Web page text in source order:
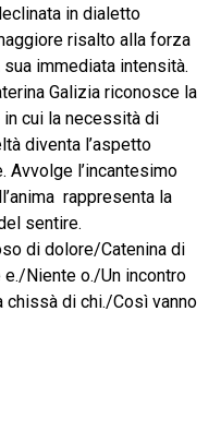
in dialetto
risalto alla forza
immediata intensità.
Galizia riconosce la
cui la necessità di
diventa l’aspetto
Avvolge l’incantesimo
rappresenta la
sentire.
di dolore/Catenina di
Niente o./Un incontro
chissà di chi./Così vanno